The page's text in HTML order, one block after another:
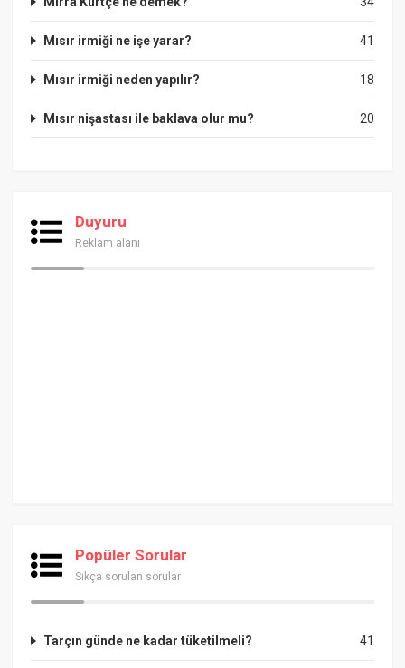
41
Mısır irmiği ne işe yarar?
18
Mısır irmiği neden yapılır?
20
Mısır nişastası ile baklava olur mu?
Duyuru
Reklam alanı
Popüler Sorular
Sıkça sorulan sorular
41
Tarçın günde ne kadar tüketilmeli?